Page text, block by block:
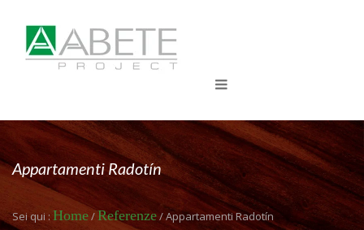
Appartamenti Radotín
Sei qui : Home/Referenze/ Appartamenti Radotín